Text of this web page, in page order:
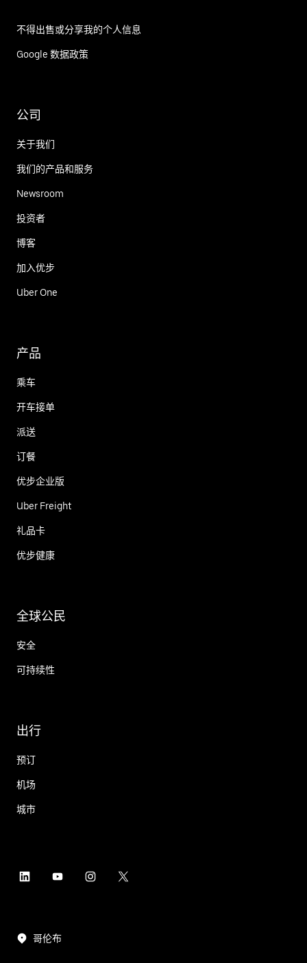
不得出售或分享我的个人信息
Google 数据政策
公司
关于我们
我们的产品和服务
Newsroom
投资者
博客
加入优步
Uber One
产品
乘车
开车接单
派送
订餐
优步企业版
Uber Freight
礼品卡
优步健康
全球公民
安全
可持续性
出行
预订
机场
城市
哥伦布